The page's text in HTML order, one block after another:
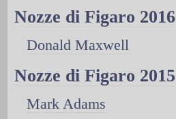
Nozze di Figaro 2016
Donald Maxwell
Nozze di Figaro 2015
Mark Adams